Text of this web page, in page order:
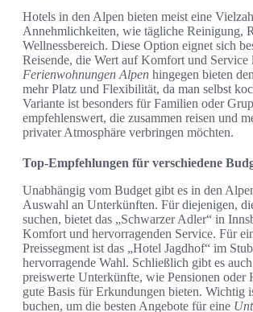
Hotels in den Alpen bieten meist eine
Annehmlichkeiten, wie tägliche Reinigung,
Wellnessbereich. Diese Option eignet sich
Reisende, die Wert auf Komfort und Service
Ferienwohnungen Alpen hingegen bieten
mehr Platz und Flexibilität, da man selbst
Variante ist besonders für Familien oder
empfehlenswert, die zusammen reisen und
privater Atmosphäre verbringen möchten.
Top-Empfehlungen für verschiedene
Unabhängig vom Budget gibt es in den
Auswahl an Unterkünften. Für diejenigen,
suchen, bietet das „Schwarzer Adler“ in
Komfort und hervorragenden Service. Für
Preissegment ist das „Hotel Jagdhof“ im
hervorragende Wahl. Schließlich gibt es
preiswerte Unterkünfte, wie Pensionen oder
gute Basis für Erkundungen bieten. Wichtig
buchen, um die besten Angebote für eine